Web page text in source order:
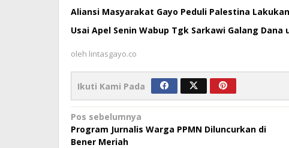
Aliansi Masyarakat Gayo Peduli Palestina
Usai Apel Senin Wabup Tgk Sarkawi Galang
oleh lintasgayo.co
Ikuti Kami Pada
Navigasi
pos
Pos sebelumnya
Program Jurnalis Warga PPMN Diluncurkan di
Bener Meriah